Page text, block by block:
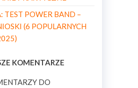
TEST POWER BAND –
(6 POPULARNYCH
KOMENTARZE
DO